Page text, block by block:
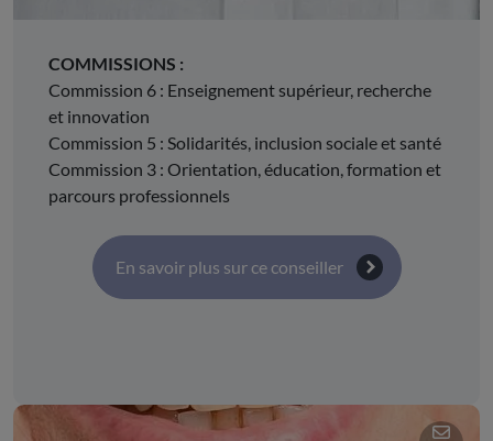
COMMISSIONS :
Commission 6 : Enseignement supérieur, recherche
et innovation
Commission 5 : Solidarités, inclusion sociale et santé
Commission 3 : Orientation, éducation, formation et
parcours professionnels
En savoir plus sur ce conseiller